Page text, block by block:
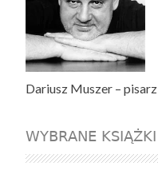
Dariusz Muszer – pisarz
WYBRANE KSIĄŻKI